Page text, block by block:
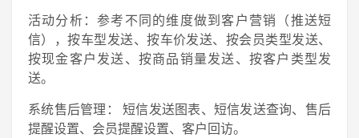
活动分析：参考不同的维度做到客户营销（推送短
信），按车型发送、按车价发送、按会员类型发送、
按现金客户发送、按商品销量发送、按客户类型发
送。
系统售后管理： 短信发送图表、短信发送查询、售后
提醒设置、会员提醒设置、客户回访。